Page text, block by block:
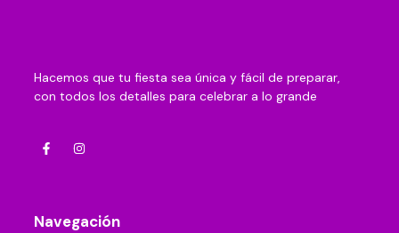
Hacemos que tu fiesta sea única y fácil de preparar,
con todos los detalles para celebrar a lo grande
Navegación